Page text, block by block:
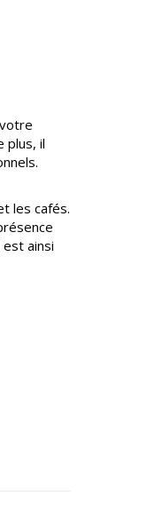
plus, il
les cafés.
est ainsi